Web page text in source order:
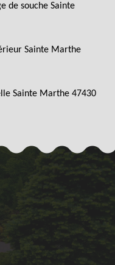
de souche Sainte
Sainte Marthe
Sainte Marthe 47430